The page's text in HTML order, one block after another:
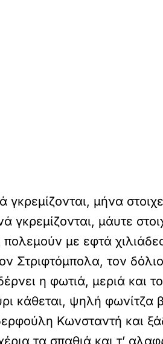
μήνα
γκρεμίζονται, μάυτε
πολεμούν με εφτά
Στριφτόμπολα, τον
η φωτιά, μεριά και
κάθεται, ψηλή φωνίτζα
Κωνσταντή και
τα σπαθιά και τ’